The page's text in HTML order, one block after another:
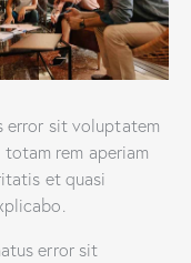
error sit voluptatem
rem aperiam
et quasi
error sit